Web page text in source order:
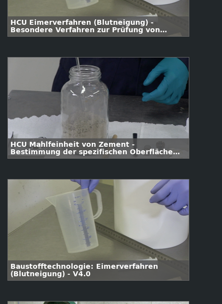
HCU Eimerverfahren (Blutneigung) -
Besondere Verfahren zur Prüfung von
Frischbeton
HCU Mahlfeinheit von Zement -
Bestimmung der spezifischen Oberfläche
nach Blaine nach DIN EN 196-6
Baustofftechnologie: Eimerverfahren
(Blutneigung) - V4.0